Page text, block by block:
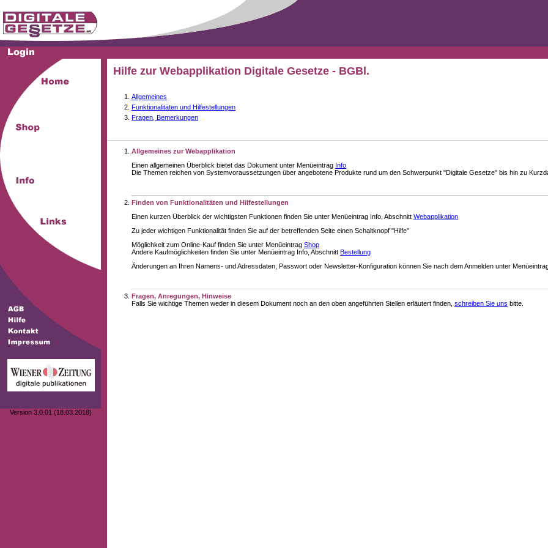
Version 3.0.01 (18.03.2018)
Hilfe zur Webapplikation Digitale Gesetze - BGBl.
Allgemeines
Funktionalitäten und Hilfestellungen
Fragen, Bemerkungen
Allgemeines zur Webapplikation
Einen allgemeinen Überblick bietet das Dokument unter Menüeintrag Info
Die Themen reichen von Systemvoraussetzungen über angebotene Produkte rund um den Schwerpunkt "Digitale Gesetze" bis hin zu
Finden von Funktionalitäten und Hilfestellungen
Einen kurzen Überblick der wichtigsten Funktionen finden Sie unter Menüeintrag Info, Abschnitt Webapplikation
Zu jeder wichtigen Funktionalität finden Sie auf der betreffenden Seite einen Schaltknopf "Hilfe"
Möglichkeit zum Online-Kauf finden Sie unter Menüeintrag Shop
Andere Kaufmöglichkeiten finden Sie unter Menüeintrag Info, Abschnitt Bestellung
Änderungen an Ihren Namens- und Adressdaten, Passwort oder Newsletter-Konfiguration können Sie nach dem Anmelden unter
Fragen, Anregungen, Hinweise
Falls Sie wichtige Themen weder in diesem Dokument noch an den oben angeführten Stellen erläutert finden, schreiben Sie uns bitte.